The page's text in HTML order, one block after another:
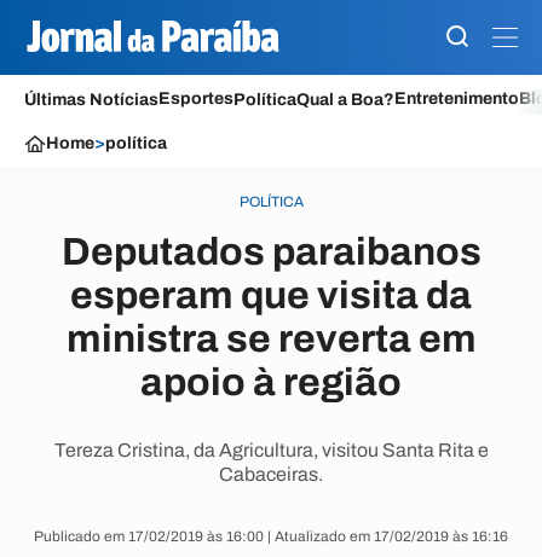
Últimas NotíciasEsportesPolíticaQual a Boa?Entretenimento
Home>política
POLÍTICA
Deputados paraibanos
esperam que visita da
ministra se reverta em
apoio à região
Tereza Cristina, da Agricultura, visitou Santa Rita e
Cabaceiras.
Publicado em 17/02/2019 às 16:00 | Atualizado em 17/02/2019 às 16:16